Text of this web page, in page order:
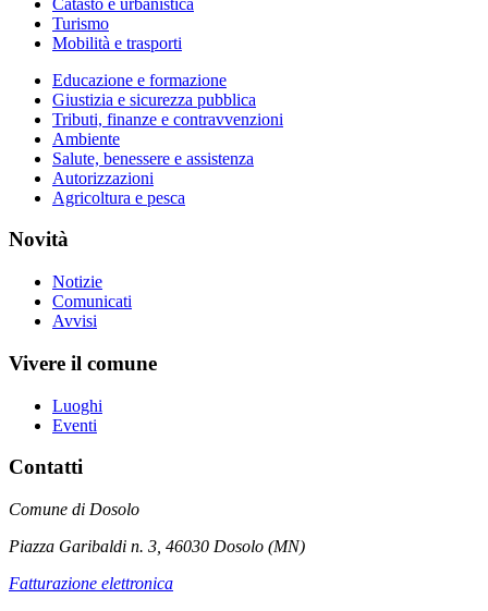
Turismo
Mobilità e trasporti
Educazione e formazione
Giustizia e sicurezza pubblica
Tributi, finanze e contravvenzioni
Ambiente
Salute, benessere e assistenza
Autorizzazioni
Agricoltura e pesca
Novità
Notizie
Comunicati
Avvisi
Vivere il comune
Luoghi
Eventi
Contatti
Comune di Dosolo
Piazza Garibaldi n. 3, 46030 Dosolo (MN)
Fatturazione elettronica